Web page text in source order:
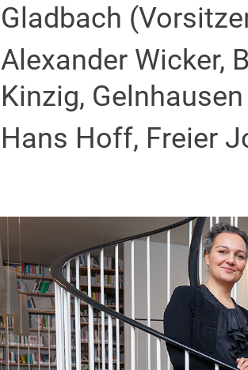
Gladbach
Alexander Wicker,
Kinzig, Gelnhausen
Hans Hoff, Freier